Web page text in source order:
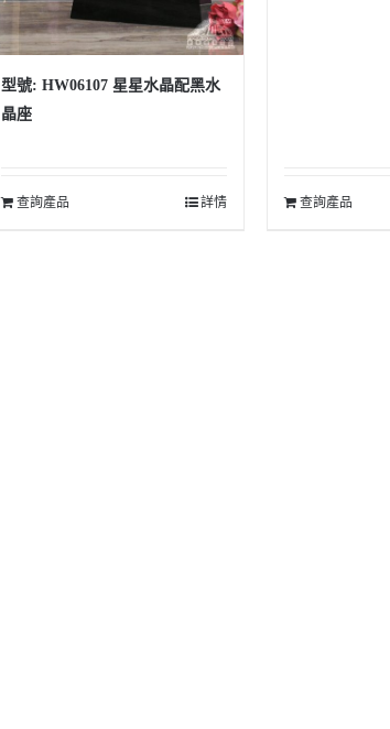
型號: HW06107 星星水晶配黑水
晶座
查詢產品 詳情 查詢產品